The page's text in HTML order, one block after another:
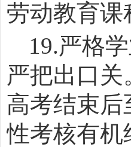
劳动教育
19.严格
严把出口
高考结束
性考核有机